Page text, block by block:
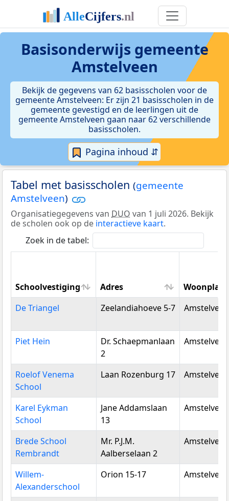
Basisonderwijs gemeente
Amstelveen
Bekijk de gegevens van 62 basisscholen voor de
gemeente Amstelveen: Er zijn 21 basisscholen in de
gemeente gevestigd en de leerlingen uit de
gemeente Amstelveen gaan naar 62 verschillende
basisscholen.
Pagina inhoud ⇵
Tabel met basisscholen (gemeente
Amstelveen)
Organisatiegegevens van DUO van 1 juli 2026. Bekijk
de scholen ook op de interactieve kaart.
Zoek in de tabel:
Schoolvestiging Adres
Schoolvestiging
Adres
De Triangel Zeelandiahoeve 5-7 Amstelveen
Piet Hein
Dr. Schaepmanlaan
2
Amstelveen
Roelof Venema
School
Laan Rozenburg 17 Amstelveen
Karel Eykman
School
Jane Addamslaan
13
Amstelveen
Brede School
Rembrandt
Mr. P.J.M.
Aalberselaan 2
Amstelveen
Willem-
Alexanderschool
Orion 15-17 Amstelveen